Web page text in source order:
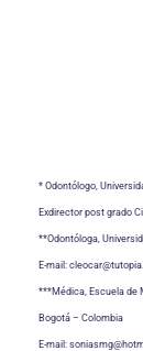
* Odontólogo,
Exdirector post grado
**Odontóloga,
E-mail:
***Médica, Escuela de
Bogotá – Colombia
E-mail: